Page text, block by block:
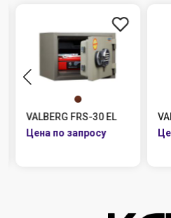
VALBERG FRS-30 EL